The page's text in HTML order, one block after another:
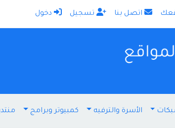
اتصل بنا تسجيل دخول
الأسرة والترفيه كمبيوتر وبرامج